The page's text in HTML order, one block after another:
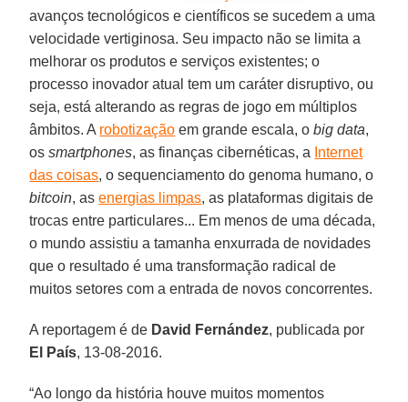
avanços tecnológicos e científicos se sucedem a uma
velocidade vertiginosa. Seu impacto não se limita a
melhorar os produtos e serviços existentes; o
processo inovador atual tem um caráter disruptivo, ou
seja, está alterando as regras de jogo em múltiplos
âmbitos. A robotização em grande escala, obig data,
ossmartphones, as finanças cibernéticas, a Internet
das coisas, o sequenciamento do genoma humano, o
bitcoin, asenergias limpas, as plataformas digitais de
trocas entre particulares... Em menos de uma década,
o mundo assistiu a tamanha enxurrada de novidades
que o resultado é uma transformação radical de
muitos setores com a entrada de novos concorrentes.
A reportagem é de David Fernández, publicada por
El País, 13-08-2016.
“Ao longo da história houve muitos momentos